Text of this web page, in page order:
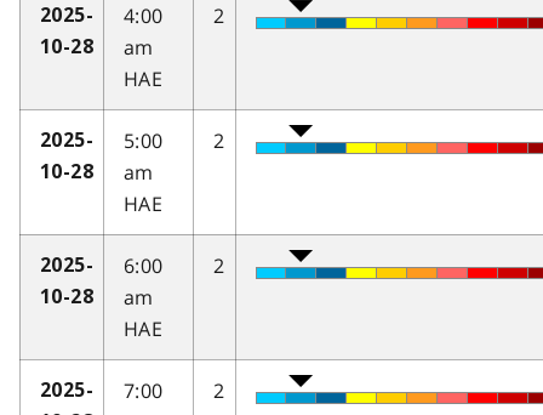
2025-
10-28
4:00
am
HAE
2
2025-
10-28
5:00
am
HAE
2
2025-
10-28
6:00
am
HAE
2
2025-
7:00
2